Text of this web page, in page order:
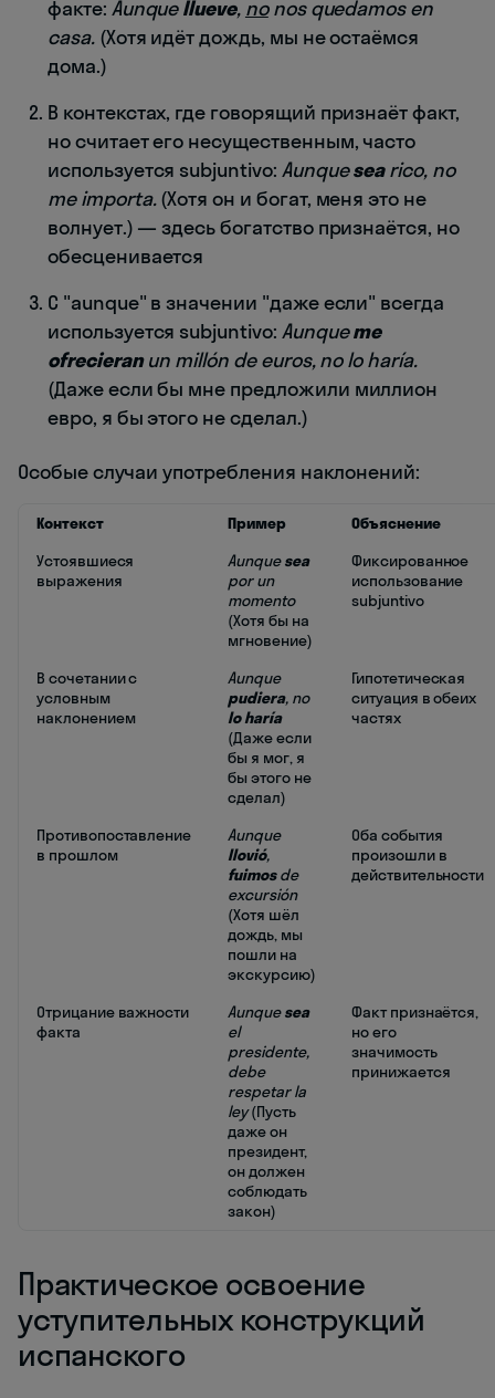
факте: Aunquellueve, nonos quedamos en
casa.(Хотя идёт дождь, мы не остаёмся
дома.)
В контекстах, где говорящий признаёт факт,
но считает его несущественным, часто
используется subjuntivo: Aunquesearico, no
me importa.(Хотя он и богат, меня это не
волнует.) — здесь богатство признаётся, но
обесценивается
С "aunque" в значении "даже если" всегда
используется subjuntivo: Aunqueme
ofrecieranun millón de euros, no lo haría.
(Даже если бы мне предложили миллион
евро, я бы этого не сделал.)
Особые случаи употребления наклонений:
Контекст Пример
Объяснение
Устоявшиеся
выражения
Aunquesea
por un
momento
(Хотя бы на
мгновение)
Фиксированное
использование
subjuntivo
В сочетании с
условным
наклонением
Aunque
pudiera, no
lo haría
(Даже если
бы я мог, я
бы этого не
сделал)
Гипотетическая
ситуация в обеих
частях
Противопоставление
в прошлом
Aunque
llovió,
fuimosde
excursión
(Хотя шёл
дождь, мы
пошли на
экскурсию)
Оба события
произошли в
действительности
Отрицание важности
факта
Aunquesea
el
presidente,
debe
respetar la
ley(Пусть
даже он
президент,
он должен
соблюдать
закон)
Факт признаётся,
но его
значимость
принижается
Практическое освоение
уступительных конструкций
испанского